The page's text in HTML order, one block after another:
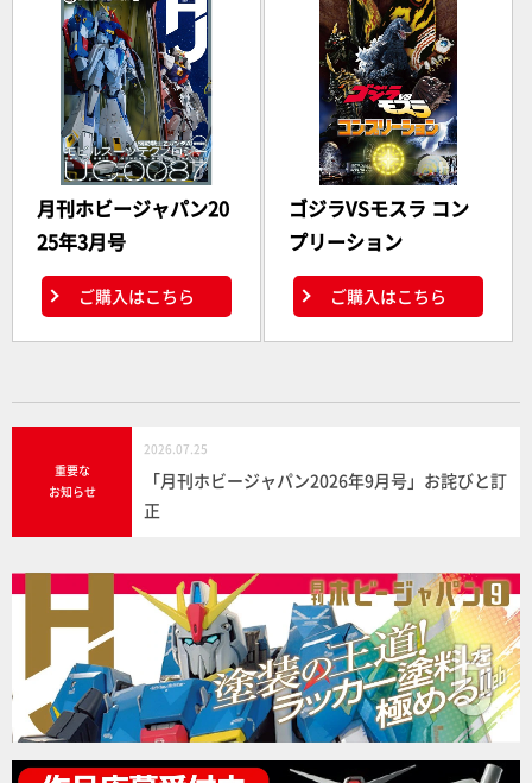
月刊ホビージャパン20
25年3月号
ご購入はこちら
ゴジラVSモスラ コン
プリーション
ご購入はこちら
重要な
お知らせ
2026.07.25
「月刊ホビージャパン2026年9月号」お詫びと訂
正